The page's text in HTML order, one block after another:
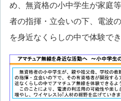
め、無資格の小中学生が家庭
者の指揮・立会いの下、電波
を身近なくらしの中で体験で